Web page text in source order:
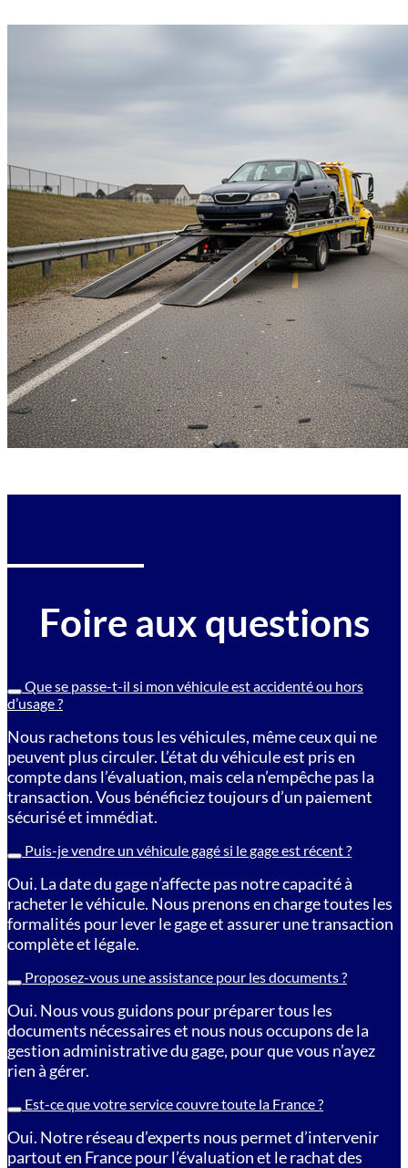
Foire aux questions
Que se passe-t-il si mon véhicule est accidenté ou hors
d’usage ?
Nous rachetons tous les véhicules, même ceux qui ne
peuvent plus circuler. L’état du véhicule est pris en
compte dans l’évaluation, mais cela n’empêche pas la
transaction. Vous bénéficiez toujours d’un paiement
sécurisé et immédiat.
Puis-je vendre un véhicule gagé si le gage est récent ?
Oui. La date du gage n’affecte pas notre capacité à
racheter le véhicule. Nous prenons en charge toutes les
formalités pour lever le gage et assurer une transaction
complète et légale.
Proposez-vous une assistance pour les documents ?
Oui. Nous vous guidons pour préparer tous les
documents nécessaires et nous nous occupons de la
gestion administrative du gage, pour que vous n’ayez
rien à gérer.
Est-ce que votre service couvre toute la France ?
Oui. Notre réseau d’experts nous permet d’intervenir
partout en France pour l’évaluation et le rachat des